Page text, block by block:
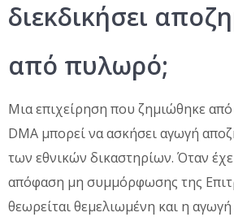
διεκδικήσει
από πυλωρό;
Μια επιχείρηση που ζημιώθηκε
DMA μπορεί να ασκήσει αγωγή
των εθνικών δικαστηρίων. Όταν
απόφαση μη συμμόρφωσης της
θεωρείται θεμελιωμένη και η